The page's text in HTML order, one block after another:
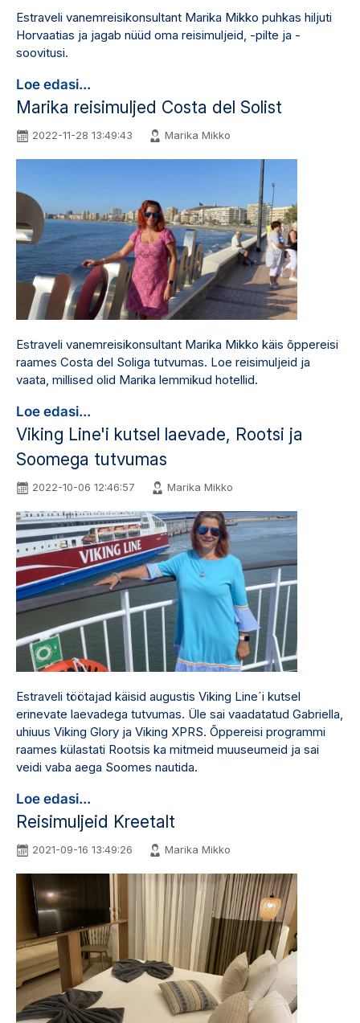
Estraveli vanemreisikonsultant Marika Mikko puhkas hiljuti
Horvaatias ja jagab nüüd oma reisimuljeid, -pilte ja -
soovitusi.
Loe edasi...
Marika reisimuljed Costa del Solist
2022-11-28 13:49:43 Marika Mikko
Estraveli vanemreisikonsultant Marika Mikko käis õppereisi
raames Costa del Soliga tutvumas. Loe reisimuljeid ja
vaata, millised olid Marika lemmikud hotellid.
Loe edasi...
Viking Line'i kutsel laevade, Rootsi ja
Soomega tutvumas
2022-10-06 12:46:57 Marika Mikko
Estraveli töötajad käisid augustis Viking Line´i kutsel
erinevate laevadega tutvumas. Üle sai vaadatatud Gabriella,
uhiuus Viking Glory ja Viking XPRS. Õppereisi programmi
raames külastati Rootsis ka mitmeid muuseumeid ja sai
veidi vaba aega Soomes nautida.
Loe edasi...
Reisimuljeid Kreetalt
2021-09-16 13:49:26 Marika Mikko